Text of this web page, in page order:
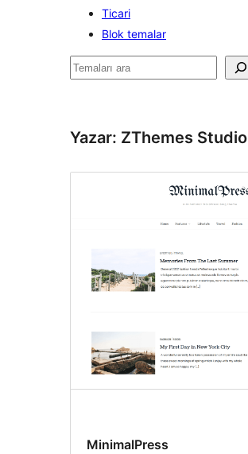
Ticari
Blok temalar
Ara
Yazar: ZThemes Studio
MinimalPress